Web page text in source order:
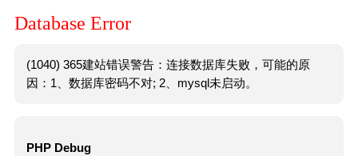
Database Error
(1040) 365建站错误警告：连接数据库失败，可能的原
因：1、数据库密码不对; 2、mysql未启动。
PHP Debug